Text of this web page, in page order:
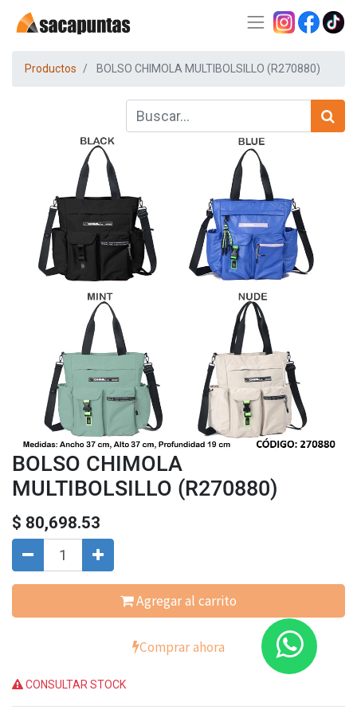
Productos BOLSO CHIMOLA MULTIBOLSILLO (R270880)
BOLSO CHIMOLA
MULTIBOLSILLO (R270880)
$ 80,698.53
Agregar al carrito
Comprar ahora
CONSULTAR STOCK